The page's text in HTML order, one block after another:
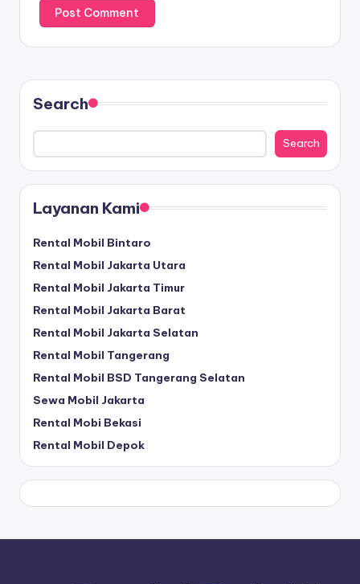
Search
Search
Layanan Kami
Rental Mobil Bintaro
Rental Mobil Jakarta Utara
Rental Mobil Jakarta Timur
Rental Mobil Jakarta Barat
Rental Mobil Jakarta Selatan
Rental Mobil Tangerang
Rental Mobil BSD Tangerang Selatan
Sewa Mobil Jakarta
Rental Mobi Bekasi
Rental Mobil Depok